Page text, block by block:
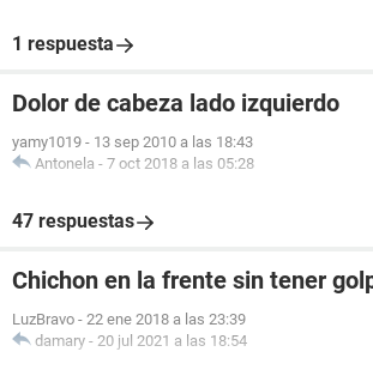
1 respuesta
Dolor de cabeza lado izquierdo
yamy1019 - 13 sep 2010 a las 18:43
Antonela - 7 oct 2018 a las 05:28
47 respuestas
Chichon en la frente sin tener
LuzBravo - 22 ene 2018 a las 23:39
damary - 20 jul 2021 a las 18:54